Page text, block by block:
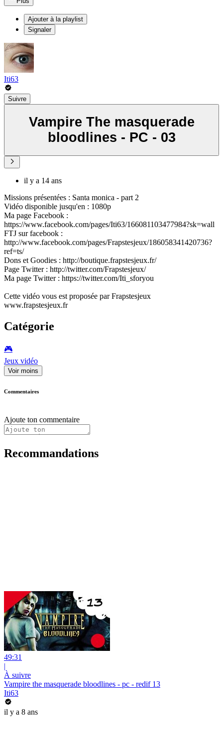
Ajouter à la playlist
Signaler
Iti63
Suivre
Vampire The masquerade
bloodlines - PC - 03
il y a 14 ans
Missions présentées : Santa monica - part 2
Vidéo disponible jusqu'en : 1080p
Ma page Facebook :
https://www.facebook.com/pages/Iti63/166081103477984?sk=wall
FTJ sur facebook :
http://www.facebook.com/pages/Frapstesjeux/186058341420736?
ref=ts/
Dons et Goodies : http://boutique.frapstesjeux.fr/
Page Twitter : http://twitter.com/Frapstesjeux/
Ma page Twitter : https://twitter.com/Iti_sforyou
Cette vidéo vous est proposée par Frapstesjeux
www.frapstesjeux.fr
Catégorie
🎮️
Jeux vidéo
Voir moins
Commentaires
Ajoute ton commentaire
Recommandations
49:31
|
À suivre
Vampire the masquerade bloodlines - pc - redif 13
Iti63
il y a 8 ans